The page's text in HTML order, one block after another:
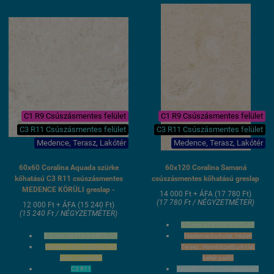
C1 R9 Csúszásmentes felület
C3 R11 Csúszásmentes felület
Medence, Terasz, Lakótér
60x60 Coralina Aquada szürke
kőhatású C3 R11 csúszásmentes
MEDENCE KÖRÜLI greslap -
12 000 Ft + ÁFA (15 240 Ft)
(15 240 Ft / NÉGYZETMÉTER)
8,5 mm VASTAG GRESLAP
Medence körüli járótér, kerti
járda, kocsibálló
C3 R11
C1 R9 Csúszásmentes felület
C3 R11 Csúszásmentes felület
Medence, Terasz, Lakótér
60x120 Coralina Samaná
csúszásmentes kőhatású greslap
14 000 Ft + ÁFA (17 780 Ft)
(17 780 Ft / NÉGYZETMÉTER)
8,5 mm VASTAG GRESLAP
Medence burkolat, Védett
Terasz , Homlokzatburkolat,
beltér padló
Fagyálló C3-R11 és válaszható